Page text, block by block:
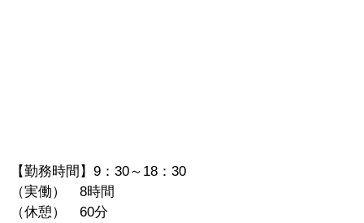
【勤務時間】9：30～18：30
（実働） 8時間
（休憩） 60分